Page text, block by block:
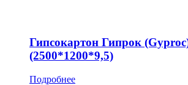
Гипсокартон Гипрок
(2500*1200*9,5)
Подробнее